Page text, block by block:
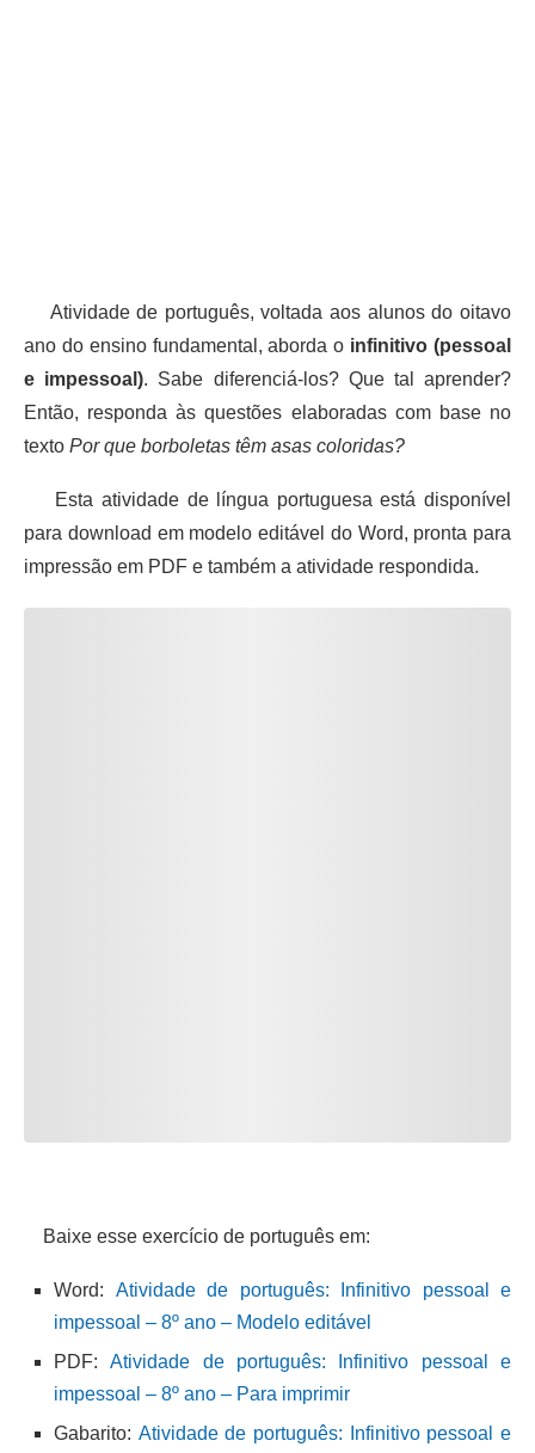
Atividade de português, voltada aos alunos do oitavo
ano do ensino fundamental, aborda o infinitivo (pessoal
e impessoal). Sabe diferenciá-los? Que tal aprender?
Então, responda às questões elaboradas com base no
texto Por que borboletas têm asas coloridas?
Esta atividade de língua portuguesa está disponível
para download em modelo editável do Word, pronta para
impressão em PDF e também a atividade respondida.
Baixe esse exercício de português em:
Word: Atividade de português: Infinitivo pessoal e
impessoal – 8º ano – Modelo editável
PDF:Atividade de português: Infinitivo pessoal e
impessoal – 8º ano – Para imprimir
Gabarito: Atividade de português: Infinitivo pessoal e